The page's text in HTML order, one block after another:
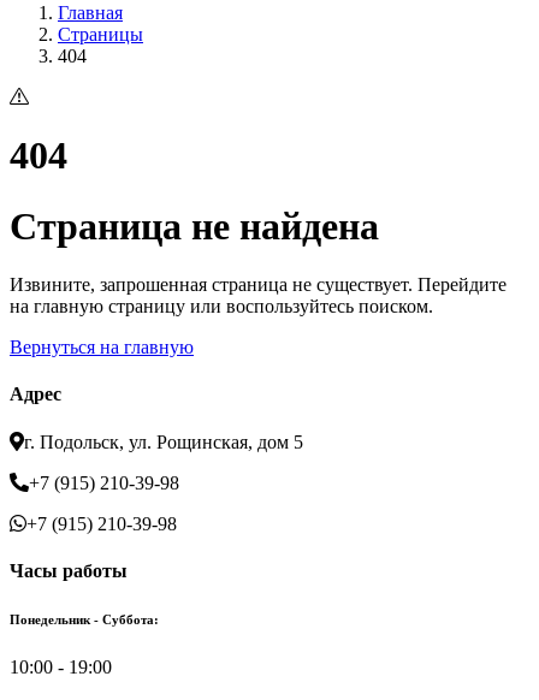
Главная
Страницы
404
404
Страница не найдена
Извините, запрошенная страница не существует. Перейдите
на главную страницу или воспользуйтесь поиском.
Вернуться на главную
Адрес
г. Подольск, ул. Рощинская, дом 5
+7 (915) 210-39-98
+7 (915) 210-39-98
Часы работы
Понедельник - Суббота:
10:00 - 19:00